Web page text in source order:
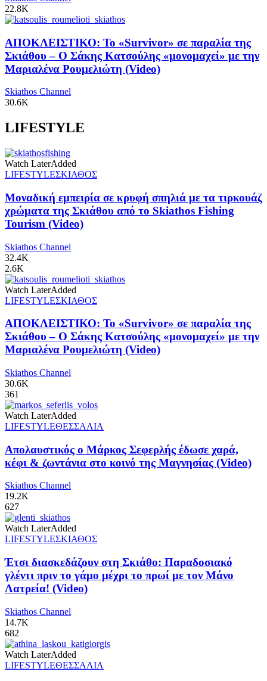
22.8K
ΑΠΟΚΛΕΙΣΤΙΚΟ: Το «Survivor» σε παραλία της
Σκιάθου – Ο Σάκης Κατσούλης «μονομαχεί» με την
Μαριαλένα Ρουμελιώτη (Video)
Skiathos Channel
30.6K
LIFESTYLE
Watch LaterAdded
LIFESTYLEΣΚΙΑΘΟΣ
Μοναδική εμπειρία σε κρυφή σπηλιά με τα τιρκουάζ
χρώματα της Σκιάθου από το Skiathos Fishing
Tourism (Video)
Skiathos Channel
32.4K
2.6K
Watch LaterAdded
LIFESTYLEΣΚΙΑΘΟΣ
ΑΠΟΚΛΕΙΣΤΙΚΟ: Το «Survivor» σε παραλία της
Σκιάθου – Ο Σάκης Κατσούλης «μονομαχεί» με την
Μαριαλένα Ρουμελιώτη (Video)
Skiathos Channel
30.6K
361
Watch LaterAdded
LIFESTYLEΘΕΣΣΑΛΙΑ
Απολαυστικός ο Μάρκος Σεφερλής έδωσε χαρά,
κέφι & ζωντάνια στο κοινό της Μαγνησίας (Video)
Skiathos Channel
19.2K
627
Watch LaterAdded
LIFESTYLEΣΚΙΑΘΟΣ
Έτσι διασκεδάζουν στη Σκιάθο: Παραδοσιακό
γλέντι πριν το γάμο μέχρι το πρωί με τον Μάνο
Λατρεία! (Video)
Skiathos Channel
14.7K
682
Watch LaterAdded
LIFESTYLEΘΕΣΣΑΛΙΑ